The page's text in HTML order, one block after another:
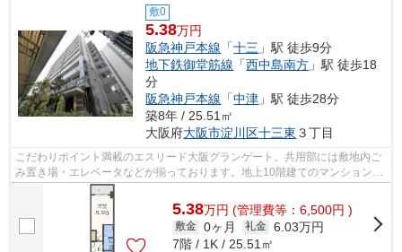
敷0
5.38万円
阪急神戸本線 「十三 」駅 徒歩9分
地下鉄御堂筋線 「西中島南方 」駅 徒歩18
分
阪急神戸本線 「中津 」駅 徒歩28分
築8年 / 25.51㎡
大阪府大阪市淀川区十三東 ３丁目
こだわりポイント満載のエスリード大阪グランゲート。共用部には敷地内ご
み置き場・エレベータなどが揃っております。地上10階建てのマンション。
こちらの物件はマンションです。とて...
5.38万円 (管理費等：6,500円 )
敷金 0ヶ月 礼金 6.03万円
7階 / 1K / 25.51㎡